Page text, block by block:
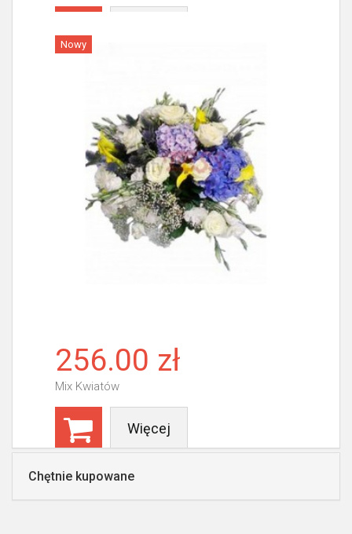
Nowy
256.00 zł
Mix Kwiatów
Więcej
Chętnie kupowane